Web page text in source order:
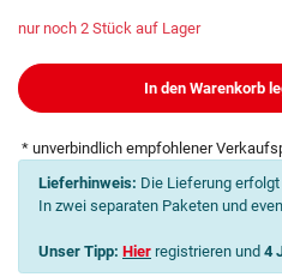
nur noch 2 Stück auf Lager
In den Warenkorb
* unverbindlich empfohlener
Lieferhinweis: Die Lieferung
In zwei separaten Paketen und
Unser Tipp: Hier registrieren und 4